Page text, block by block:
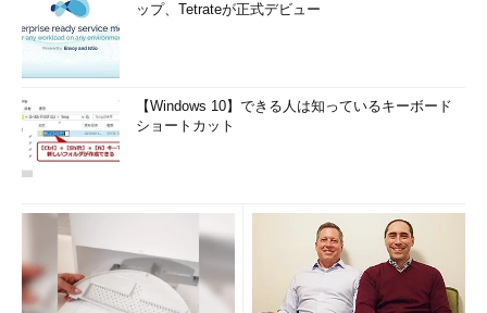
ップ、Tetrateが正式デビュー
【Windows 10】できる人は知っているキーボード
ショートカット